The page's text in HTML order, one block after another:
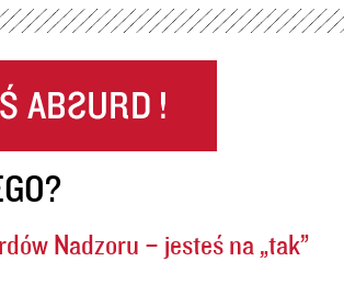
Nadzoru – jesteś na „tak”